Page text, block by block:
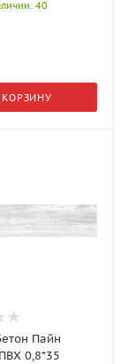
: 40
КОРЗИНУ
Пайн
0,8*35